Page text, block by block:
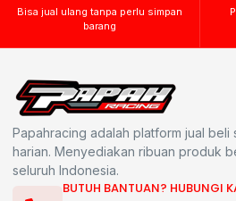
Bisa jual ulang tanpa perlu simpan
barang
Papahracing adalah platform jual beli
harian. Menyediakan ribuan produk
seluruh Indonesia.
BUTUH BANTUAN? HUBUNGI